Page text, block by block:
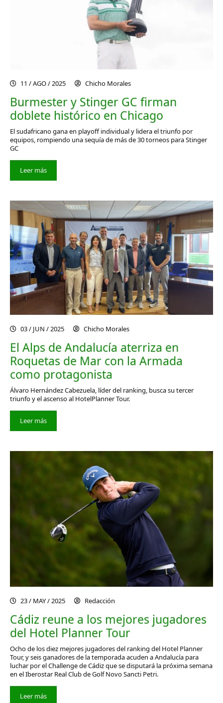
11 / AGO / 2025 Chicho Morales
Burmester y Stinger GC firman
doblete histórico en Chicago
El sudafricano gana en playoff individual y lidera el triunfo por
equipos, rompiendo una sequía de más de 30 torneos para Stinger
GC
Leer más
03 / JUN / 2025 Chicho Morales
El Alps de Andalucía aterriza en
Roquetas de Mar con la Armada
como protagonista
Álvaro Hernández Cabezuela, líder del ranking, busca su tercer
triunfo y el ascenso al HotelPlanner Tour.
Leer más
23 / MAY / 2025 Redacción
Cádiz reune a los mejores jugadores
del Hotel Planner Tour
Ocho de los diez mejores jugadores del ranking del Hotel Planner
Tour, y seis ganadores de la temporada acuden a Andalucía para
luchar por el Challenge de Cádiz que se disputará la próxima semana
en el Iberostar Real Club de Golf Novo Sancti Petri.
Leer más